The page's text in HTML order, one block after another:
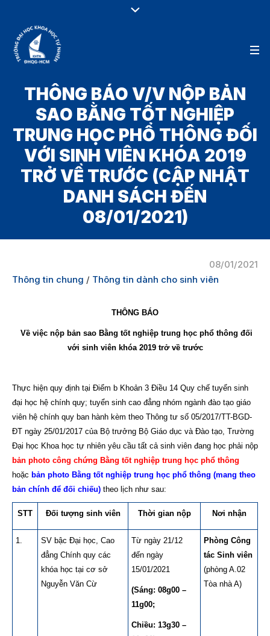
THÔNG BÁO V/V NỘP BẢN
SAO BẰNG TỐT NGHIỆP
TRUNG HỌC PHỔ THÔNG ĐỐI
VỚI SINH VIÊN KHÓA 2019
TRỞ VỀ TRƯỚC (CẬP NHẬT
DANH SÁCH ĐẾN
08/01/2021)
08/01/2021
Thông tin chung / Thông tin dành cho sinh viên
THÔNG BÁO
Về việc nộp bản sao Bằng tốt nghiệp trung học phổ thông đối
với sinh viên khóa 2019 trở về trước
Thực hiện quy định tại Điểm b Khoản 3 Điều 14 Quy chế tuyển sinh
đại học hệ chính quy; tuyển sinh cao đẳng nhóm ngành đào tạo giáo
viên hệ chính quy ban hành kèm theo Thông tư số 05/2017/TT-BGD-
ĐT ngày 25/01/2017 của Bộ trưởng Bộ Giáo dục và Đào tạo, Trường
Đại học Khoa học tự nhiên yêu cầu tất cả sinh viên đang học phải nộp
bản photo công chứng Bằng tốt nghiệp trung học phổ thông
hoặc bản photo Bằng tốt nghiệp trung học phổ thông (mang theo
bản chính để đối chiếu) theo lịch như sau:
STT Đối tượng sinh viên Thời gian nộp Nơi nhận
1.
SV bậc Đại học, Cao
đẳng Chính quy các
khóa học tại cơ sở
Nguyễn Văn Cừ
Từ ngày 21/12
đến ngày
15/01/2021
(Sáng: 08g00 –
11g00;
Chiều: 13g30 –
Phòng Công
tác Sinh viên
(phòng A.02
Tòa nhà A)